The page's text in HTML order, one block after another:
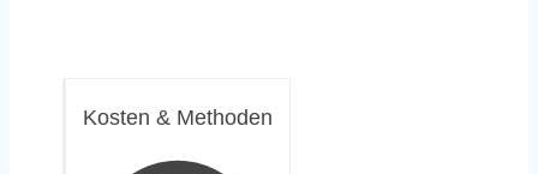
Kosten & Methoden